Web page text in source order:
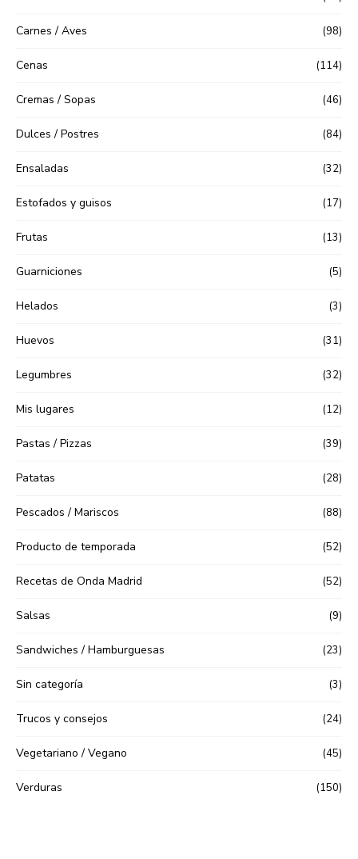
Carnes / Aves (98)
Cenas (114)
Cremas / Sopas (46)
Dulces / Postres (84)
Ensaladas (32)
Estofados y guisos (17)
Frutas (13)
Guarniciones (5)
Helados (3)
Huevos (31)
Legumbres (32)
Mis lugares (12)
Pastas / Pizzas (39)
Patatas (28)
Pescados / Mariscos (88)
Producto de temporada (52)
Recetas de Onda Madrid (52)
Salsas (9)
Sandwiches / Hamburguesas (23)
Sin categoría (3)
Trucos y consejos (24)
Vegetariano / Vegano (45)
Verduras (150)